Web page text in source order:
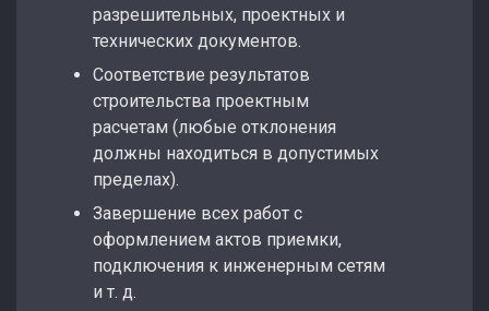
разрешительных, проектных и
технических документов.
Соответствие результатов
строительства проектным
расчетам (любые отклонения
должны находиться в допустимых
пределах).
Завершение всех работ с
оформлением актов приемки,
подключения к инженерным сетям
и т. д.